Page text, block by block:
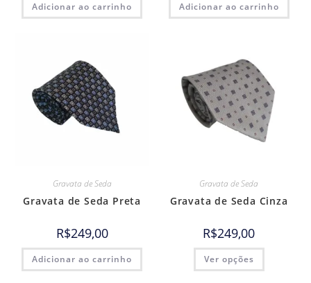
Adicionar ao carrinho Adicionar ao carrinho
Gravata de Seda
Gravata de Seda Preta
R$249,00
Adicionar ao carrinho
Gravata de Seda
Gravata de Seda Cinza
R$249,00
Ver opções